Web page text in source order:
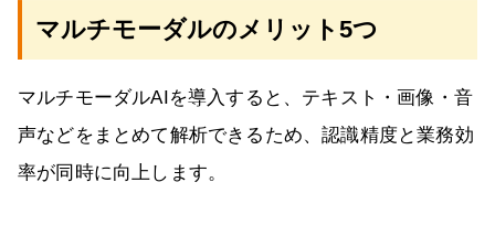
マルチモーダルのメリット5つ
マルチモーダルAIを導入すると、テキスト・画像・音
声などをまとめて解析できるため、認識精度と業務効
率が同時に向上します。